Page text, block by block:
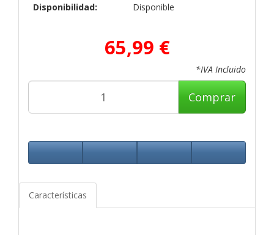
Disponibilidad:
Disponible
65,99 €
*IVA Incluido
Comprar
Características